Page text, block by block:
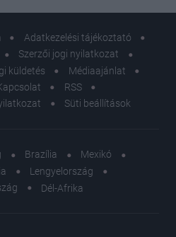
Adatkezelési tájékoztató
Szerzői jogi nyilatkozat
küldetés
Médiaajánlat
RSS
Süti beállítások
Brazília
Mexikó
Lengyelország
Dél-Afrika